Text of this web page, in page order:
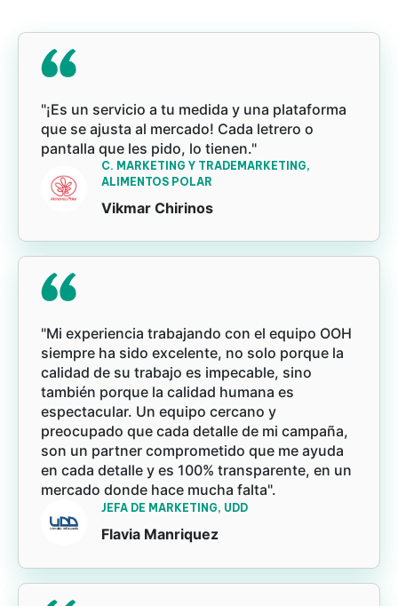
"¡Es un servicio a tu medida y una plataforma
que se ajusta al mercado! Cada letrero o
pantalla que les pido, lo tienen."
C. MARKETING Y TRADEMARKETING,
ALIMENTOS POLAR
Vikmar Chirinos
"Mi experiencia trabajando con el equipo OOH
siempre ha sido excelente, no solo porque la
calidad de su trabajo es impecable, sino
también porque la calidad humana es
espectacular. Un equipo cercano y
preocupado que cada detalle de mi campaña,
son un partner comprometido que me ayuda
en cada detalle y es 100% transparente, en un
mercado donde hace mucha falta".
JEFA DE MARKETING, UDD
Flavia Manriquez